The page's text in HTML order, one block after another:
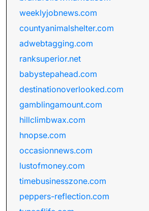
weeklyjobnews.com
countyanimalshelter.com
adwebtagging.com
ranksuperior.net
babystepahead.com
destinationoverlooked.com
gamblingamount.com
hillclimbwax.com
hnopse.com
occasionnews.com
lustofmoney.com
timebusinesszone.com
peppers-reflection.com